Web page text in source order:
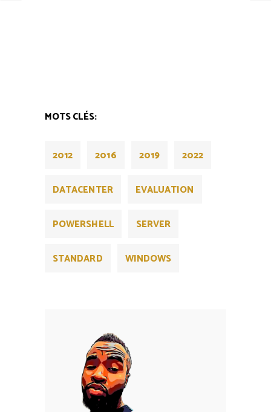
MOTS CLÉS:
2012 2016 2019 2022
DATACENTER EVALUATION
POWERSHELL SERVER
STANDARD WINDOWS